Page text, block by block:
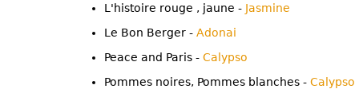
L'histoire rouge , jaune - Jasmine
Le Bon Berger - Adonai
Peace and Paris - Calypso
Pommes noires, Pommes blanches - Calypso